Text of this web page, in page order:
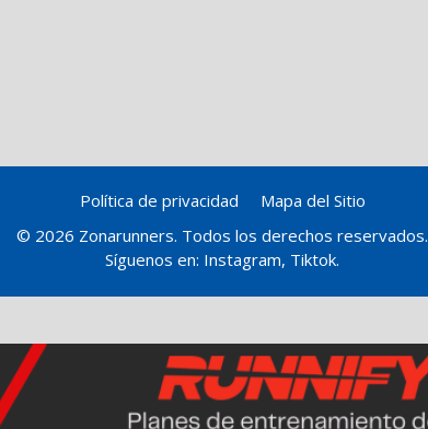
Política de privacidad
Mapa del Sitio
© 2026 Zonarunners. Todos los derechos reservados.
Síguenos en: Instagram, Tiktok.